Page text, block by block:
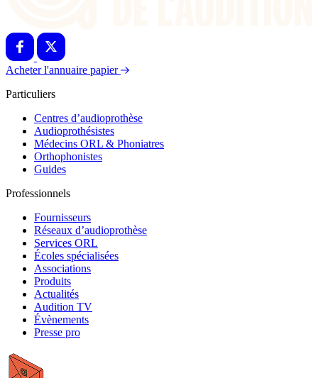
Acheter l'annuaire papier
Particuliers
Centres d’audioprothèse
Audioprothésistes
Médecins ORL & Phoniatres
Orthophonistes
Guides
Professionnels
Fournisseurs
Réseaux d’audioprothèse
Services ORL
Écoles spécialisées
Associations
Produits
Actualités
Audition TV
Évènements
Presse pro